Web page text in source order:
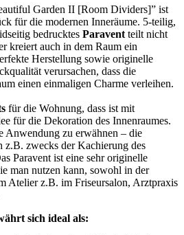
Garden II [Room Dividers]” ist
für die modernen Inneräume. 5-teilig,
bedrucktes Paravent teilt nicht
kreiert auch in dem Raum ein
Herstellung sowie originelle
verursachen, dass die
einen einmaligen Charme verleihen.
für die Wohnung, dass ist mit
für die Dekoration des Innenraumes.
Anwendung zu erwähnen – die
z.B. zwecks der Kachierung des
Paravent ist eine sehr originelle
man nutzen kann, sowohl in der
Atelier z.B. im Friseursalon, Arztpraxis
sich ideal als: